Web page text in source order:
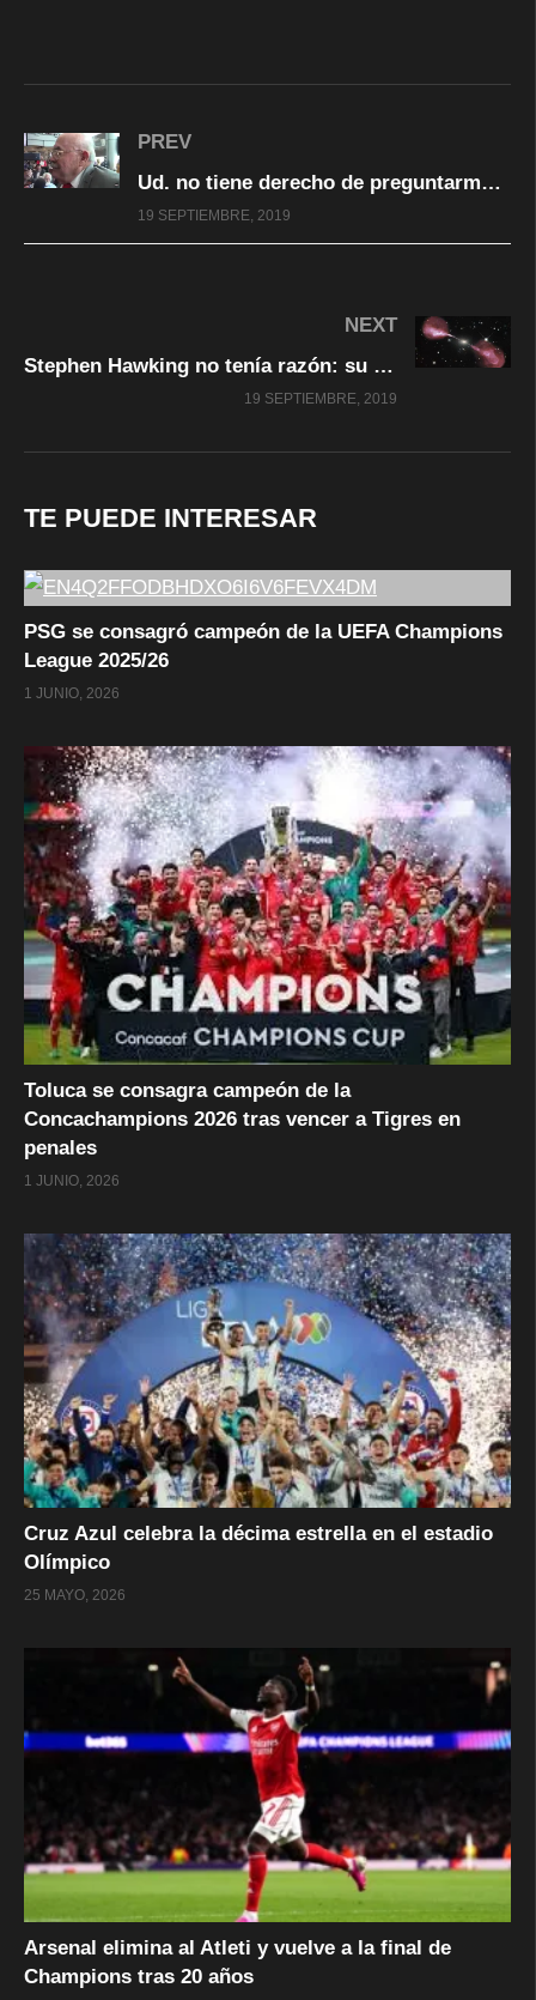
PREV
Ud. no tiene derecho de preguntarme aquí: Dip. Ruben Aguilar
19 SEPTIEMBRE, 2019
NEXT
Stephen Hawking no tenía razón: su famosa teoría se descarta científicamente
19 SEPTIEMBRE, 2019
TE PUEDE INTERESAR
PSG se consagró campeón de la UEFA Champions
League 2025/26
1 JUNIO, 2026
Toluca se consagra campeón de la
Concachampions 2026 tras vencer a Tigres en
penales
1 JUNIO, 2026
Cruz Azul celebra la décima estrella en el estadio
Olímpico
25 MAYO, 2026
Arsenal elimina al Atleti y vuelve a la final de
Champions tras 20 años